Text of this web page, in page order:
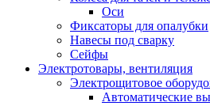
Оси
Фиксаторы для опалубки
Навесы под сварку
Сейфы
Электротовары, вентиляция
Электрощитовое
Автоматические